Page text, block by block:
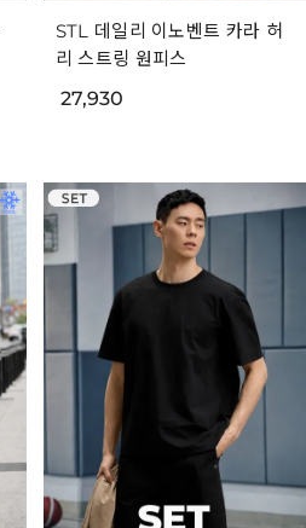
STL 데일리 이노벤트 카라 허
리 스트링 원피스
27,930